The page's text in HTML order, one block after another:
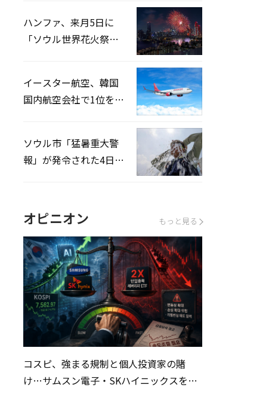
ハンファ、来月5日に
「ソウル世界花火祭り
イースター航空、韓国
国内航空会社で1位を記
ソウル市「猛暑重大警
報」が発令された4日、
オピニオン もっと見る
コスピ、強まる規制と個人投資家の賭
け…サムスン電子・SKハイニックスを巡